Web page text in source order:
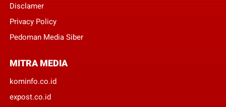
Disclamer
Privacy Policy
Pedoman Media Siber
MITRA MEDIA
kominfo.co.id
expost.co.id